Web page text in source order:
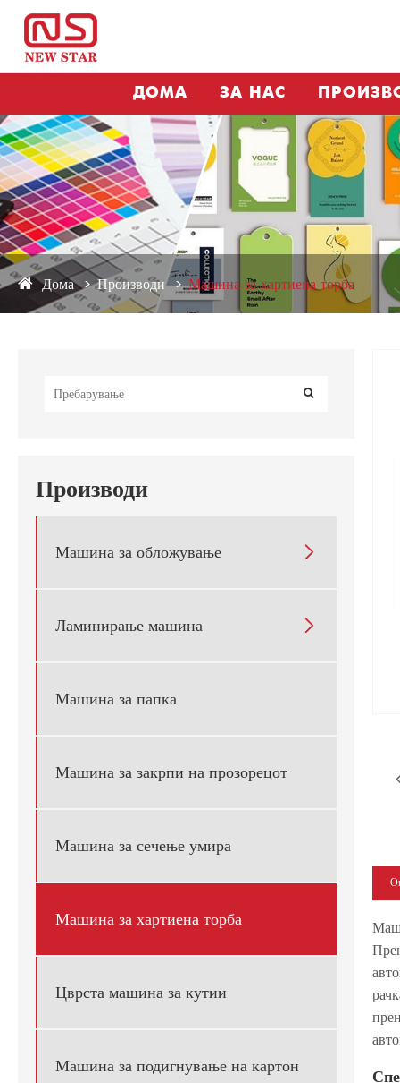
ДОМА ЗА НАС
Дома Производи Машина за хартиена торба
Производи
Машина за обложување 
Ламинирање машина 
Машина за папка
Машина за закрпи на прозорецот
Машина за сечење умира
Машина за хартиена торба
Цврста машина за кутии
Машина за подигнување на картон